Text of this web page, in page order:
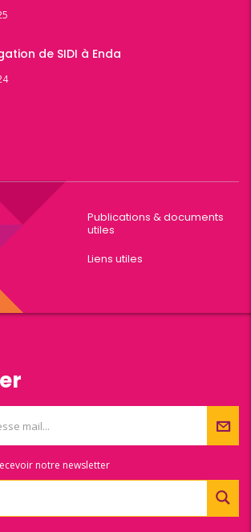
de SIDI à Enda
Publications & documents
utiles
Liens utiles
notre newsletter